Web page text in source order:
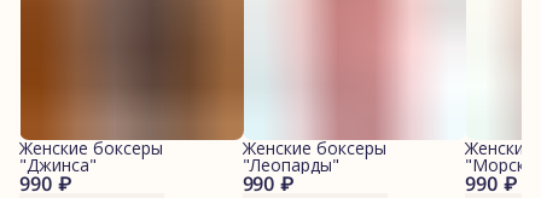
990 ₽
Женские боксеры
"Джинса"
990 ₽
Женские боксеры
"Леопарды"
990 ₽
Женские